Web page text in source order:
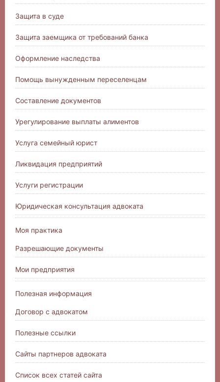
Защита в суде
Защита заемщика от требований банка
Оформление наследства
Помощь вынужденным переселенцам
Составление документов
Урегулирование выплаты алиментов
Услуга семейный юрист
Ликвидация предприятий
Услуги регистрации
Юридическая консультация адвоката
Моя практика
Разрешающие документы
Мои предприятия
Полезная информация
Договор с адвокатом
Полезные ссылки
Сайты партнеров адвоката
Список всех статей сайта